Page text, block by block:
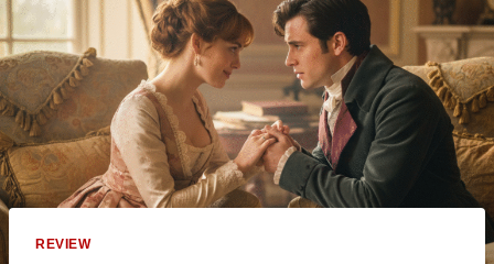
REVIEW